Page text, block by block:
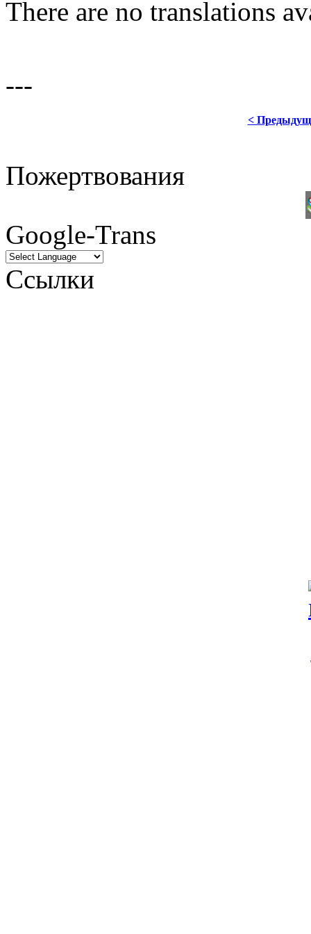
There are no translations
---
<
Пожертвования
Google-Trans
Ссылки